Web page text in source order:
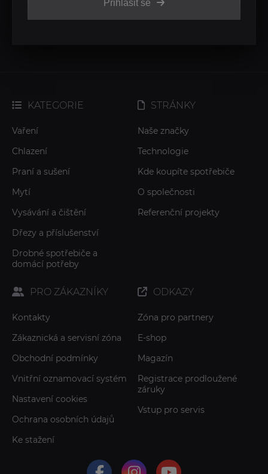
Přihlásit se
KATEGORIE
Vaření
Chlazení
Praní a sušení
Mytí
Vysávání a čištění
Dřezy a příslušenství
Drobné spotřebiče a
domácí potřeby
STRÁNKY
Naše značky
Technologie
Kde koupíte spotřebiče
O společnosti
Referenční projekty
PRO ZÁKAZNÍKY
Kontakty
Zákaznická a servisní zóna
Obchodní podmínky
Vnitřní oznamovací systém
Nastavení cookies
Ochrana osobních údajů
Ke stažení
ODKAZY
Zóna pro partnery
E-shop
Magazín
Registrace prodloužené
záruky
Vstup pro servis